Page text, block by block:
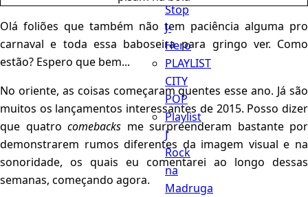
Stop
J-
Hero
PLAYLIST
CITY
POP
Playlist
J
Rock
na
Madruga
Olá foliões que também não tem paciência alguma pro
carnaval e toda essa baboseira para gringo ver. Como
estão? Espero que bem...
No oriente, as coisas começaram quentes esse ano. Já são
muitos os lançamentos interessantes de 2015. Posso dizer
que quatro comebacks me surpreenderam bastante por
demonstrarem rumos diferentes da imagem visual e na
sonoridade, os quais eu comentarei ao longo dessas
semanas, começando agora.